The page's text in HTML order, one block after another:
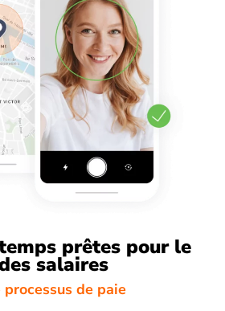
prêtes pour le
salaires
de paie